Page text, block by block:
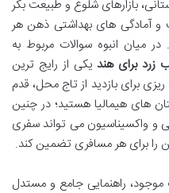
بازارهای شلوغ و طبیعت بکر
و آمادگی های بهداشتی ذهن هر
میان انبوه سوالات مربوط به
برای هندیکی از رایج ترین
برای بازدید از تاج محل، قدم
های هیمالیا هستید؛ در چنین
و واکسیناسیون می تواند سفری
را برای هر مسافری تضمین کند.
موجود، راهنمایی جامع و مستدل